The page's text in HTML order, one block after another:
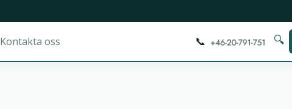
Kontakta oss 📞 🔍